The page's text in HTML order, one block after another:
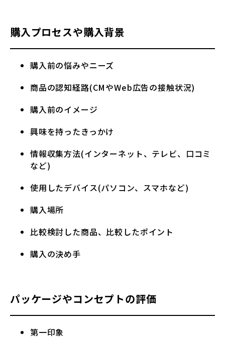
購入プロセスや購入背景
購入前の悩みやニーズ
商品の認知経路(CMやWeb広告の接触状況)
購入前のイメージ
興味を持ったきっかけ
情報収集方法(インターネット、テレビ、口コミ
など)
使用したデバイス(パソコン、スマホなど)
購入場所
比較検討した商品、比較したポイント
購入の決め手
パッケージやコンセプトの評価
第一印象